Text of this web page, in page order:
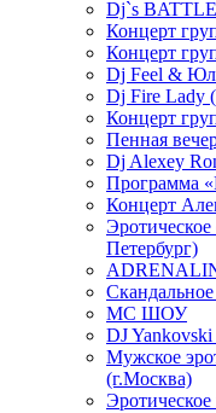
Dj`s
Концерт
Концерт
Dj Feel &
Dj Fire Lady
Концерт
Пенная
Dj Alexey
Программа
Концерт
Петербург)
МС ШОУ
DJ
Мужское
(г.Москва)